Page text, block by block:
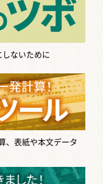
ないために
、表紙や本文データ